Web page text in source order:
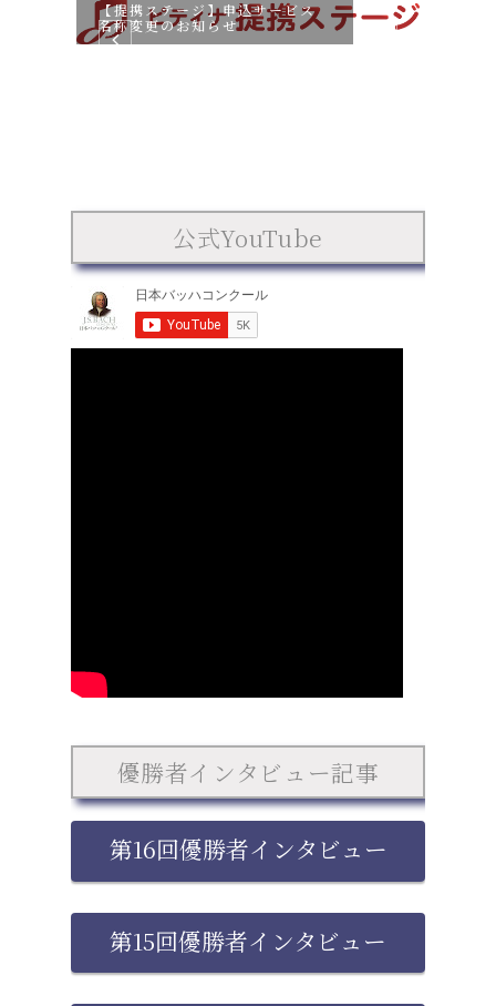
【提携ステージ】申込サービス
名称変更のお知らせ
公式YouTube
優勝者インタビュー記事
第16回優勝者インタビュー
第15回優勝者インタビュー